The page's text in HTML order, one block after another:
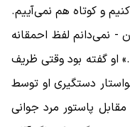
و کوتاه هم نمی‌آییم.
- نمی‌دانم لفظ احمقانه
او گفته بود وقتی ظریف
دستگیری او توسط
پاستور مرد جوانی